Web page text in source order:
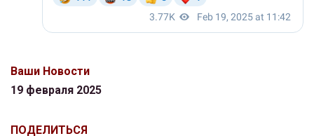
Ваши Новости
19 февраля 2025
ПОДЕЛИТЬСЯ